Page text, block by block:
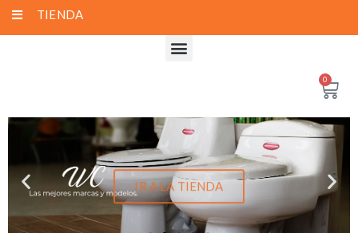
TIENDA
0
IR A LA TIENDA